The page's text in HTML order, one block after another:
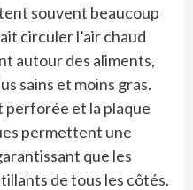
souvent beaucoup
circuler l’air chaud
autour des aliments,
sains et moins gras.
perforée et la plaque
permettent une
que les
de tous les côtés.